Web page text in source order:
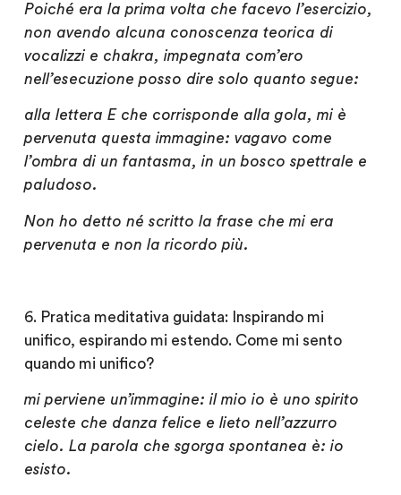
Poiché era la prima volta che facevo l’esercizio,
non avendo alcuna conoscenza teorica di
vocalizzi e chakra, impegnata com’ero
nell’esecuzione posso dire solo quanto segue:
alla lettera E che corrisponde alla gola, mi è
pervenuta questa immagine: vagavo come
l’ombra di un fantasma, in un bosco spettrale e
paludoso.
Non ho detto né scritto la frase che mi era
pervenuta e non la ricordo più.
6. Pratica meditativa guidata: Inspirando mi
unifico, espirando mi estendo. Come mi sento
quando mi unifico?
mi perviene un’immagine: il mio io è uno spirito
celeste che danza felice e lieto nell’azzurro
cielo. La parola che sgorga spontanea è: io
esisto.